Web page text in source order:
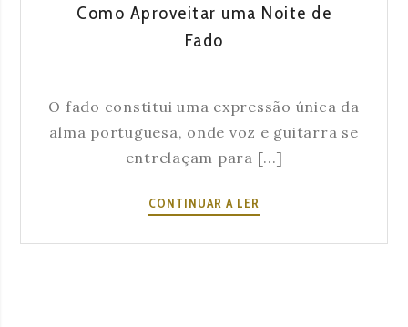
FADO
Como Aproveitar uma Noite de
Fado
O fado constitui uma expressão única da
alma portuguesa, onde voz e guitarra se
entrelaçam para [...]
CONTINUAR A LER
UMA